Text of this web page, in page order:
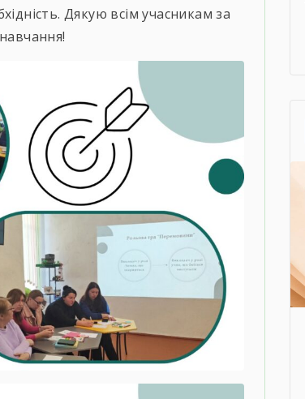
Дякую всім учасникам за